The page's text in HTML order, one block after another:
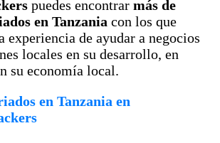
puedes encontrar más de
en Tanzania con los que
experiencia de ayudar a negocios
locales en su desarrollo, en
su economía local.
en Tanzania en